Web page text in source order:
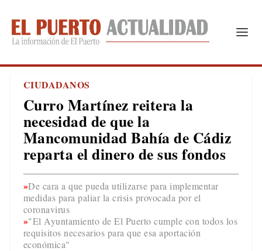
CIUDADANOS
Curro Martínez reitera la
necesidad de que la
Mancomunidad Bahía de Cádiz
reparta el dinero de sus fondos
De cara a que pueda utilizarse para implementar
medidas para paliar la crisis provocada por el
coronavirus
"El Ayuntamiento de El Puerto cumple con todos los
requisitos necesarios para que esa aportación
económica"